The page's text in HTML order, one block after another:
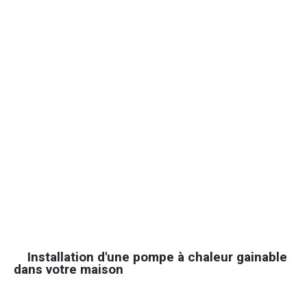
Installation d'une pompe à chaleur gainable
dans votre maison